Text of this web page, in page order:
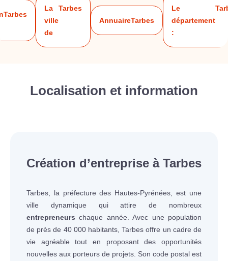
Tarbes
La
ville
de
Tarbes
AnnuaireTarbes
Le
département
:
Localisation et information
Création d’entreprise à Tarbes
Tarbes, la préfecture des Hautes-Pyrénées, est une
ville dynamique qui attire de nombreux
entrepreneurs chaque année. Avec une population
de près de 40 000 habitants, Tarbes offre un cadre de
vie agréable tout en proposant des opportunités
nouvelles aux porteurs de projets. Son code postal est